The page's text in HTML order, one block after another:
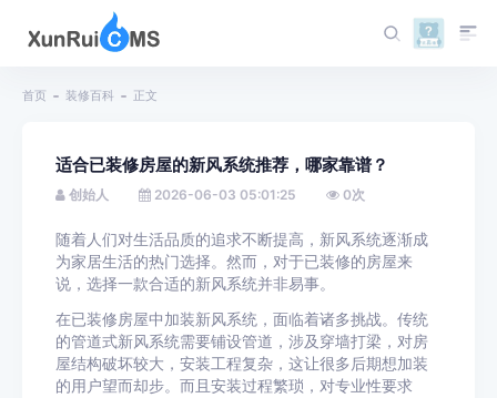
首页 装修百科 正文
适合已装修房屋的新风系统推荐，哪家靠谱？
创始人 2026-06-03 05:01:25 0次
随着人们对生活品质的追求不断提高，新风系统逐渐成
为家居生活的热门选择。然而，对于已装修的房屋来
说，选择一款合适的新风系统并非易事。
在已装修房屋中加装新风系统，面临着诸多挑战。传统
的管道式新风系统需要铺设管道，涉及穿墙打梁，对房
屋结构破坏较大，安装工程复杂，这让很多后期想加装
的用户望而却步。而且安装过程繁琐，对专业性要求